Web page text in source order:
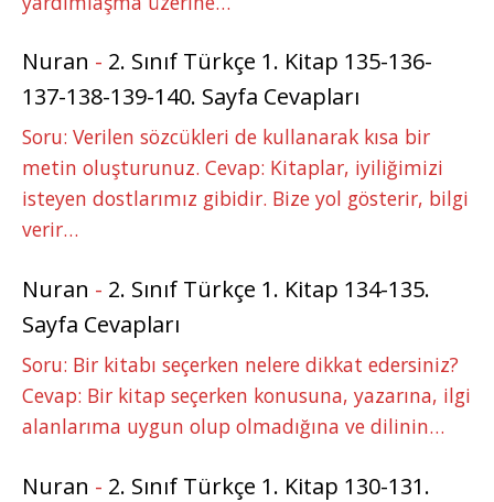
Nuran - 2. Sınıf Türkçe 1. Kitap 135-136-
137-138-139-140. Sayfa Cevapları
Soru: Verilen sözcükleri de kullanarak kısa bir
metin oluşturunuz. Cevap: Kitaplar, iyiliğimizi
isteyen dostlarımız gibidir. Bize yol gösterir, bilgi
verir…
Nuran - 2. Sınıf Türkçe 1. Kitap 134-135.
Sayfa Cevapları
Soru: Bir kitabı seçerken nelere dikkat edersiniz?
Cevap: Bir kitap seçerken konusuna, yazarına, ilgi
alanlarıma uygun olup olmadığına ve dilinin…
Nuran - 2. Sınıf Türkçe 1. Kitap 130-131.